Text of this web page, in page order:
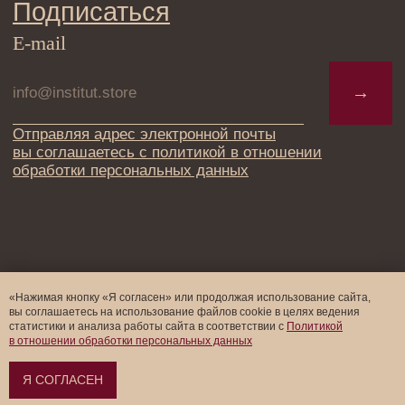
«Нажимая кнопку «Я согласен» или продолжая использование сайта,
вы соглашаетесь на использование файлов cookie в целях ведения
статистики и анализа работы cайта в соответствии с Политикой
в отношении обработки персональных данных
Я СОГЛАСЕН